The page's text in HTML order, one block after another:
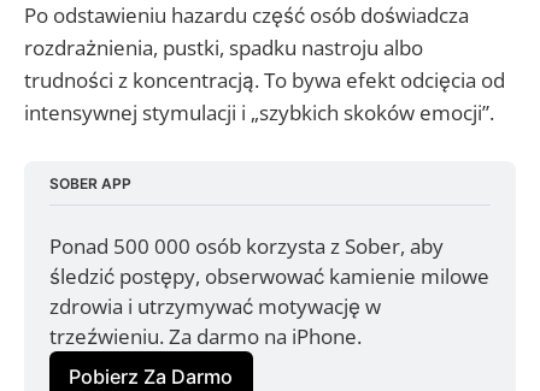
Po odstawieniu hazardu część osób doświadcza
rozdrażnienia, pustki, spadku nastroju albo
trudności z koncentracją. To bywa efekt odcięcia od
intensywnej stymulacji i „szybkich skoków emocji”.
SOBER APP
Ponad 500 000 osób korzysta z Sober, aby
śledzić postępy, obserwować kamienie milowe
zdrowia i utrzymywać motywację w
trzeźwieniu. Za darmo na iPhone.
Pobierz Za Darmo